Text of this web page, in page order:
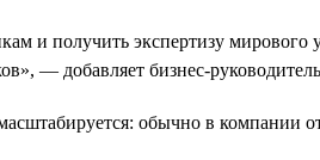
и получить экспертизу
— добавляет бизнес-
обычно в компании